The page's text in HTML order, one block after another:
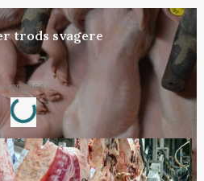
trods svagere
Annonce
Loading...